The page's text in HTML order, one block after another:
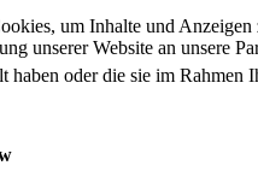
um Inhalte und
unserer Website an unsere
haben oder die sie im Rahmen